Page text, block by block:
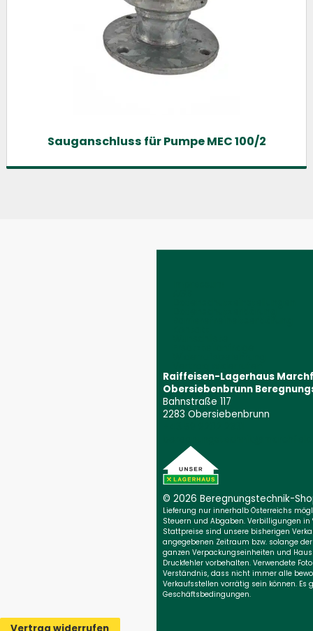
Sauganschluss für Pumpe MEC 100/2
Raiffeisen-Lagerhaus
Obersiebenbrunn
Bahnstraße 117
2283 Obersiebenbrunn
© 2026 Beregnungs­technik-
Lieferung nur innerhalb Österreichs
Steuern und Abgaben. Verbilligungen
Stattpreise sind unsere bisherigen
angegebenen Zeitraum bzw. solange
ganzen Verpackungseinheiten und
Druckfehler vorbehalten. Verwendete
Verständnis, dass nicht immer alle
Verkaufsstellen vorrätig sein können. Es
Geschäftsbedingungen.
Vertrag widerrufen